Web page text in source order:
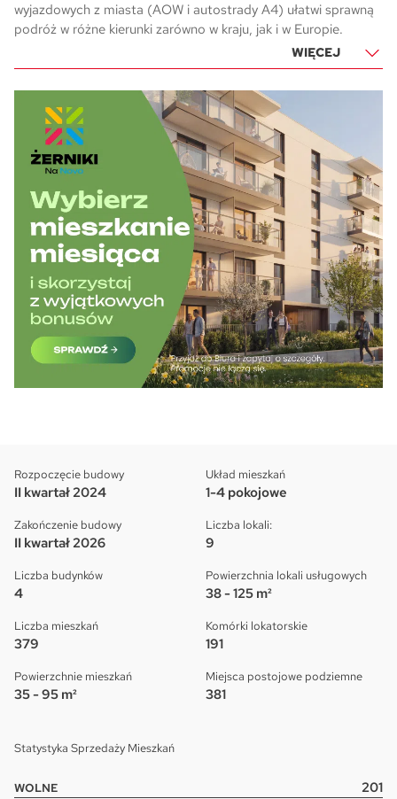
wyjazdowych z miasta (AOW i autostrady A4) ułatwi sprawną
podróż w różne kierunki zarówno w kraju, jak i w Europie.
WIĘCEJ
Rozpoczęcie budowy
II kwartał 2024
Zakończenie budowy
II kwartał 2026
Liczba budynków
4
Liczba mieszkań
379
Powierzchnie mieszkań
35 - 95 m²
Układ mieszkań
1-4 pokojowe
Liczba lokali:
9
Powierzchnia lokali usługowych
38 - 125 m²
Komórki lokatorskie
191
Miejsca postojowe podziemne
381
Statystyka Sprzedaży Mieszkań
WOLNE 201